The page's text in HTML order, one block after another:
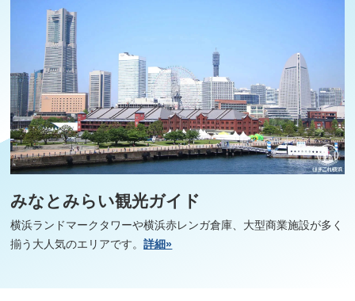
みなとみらい観光ガイド
横浜ランドマークタワーや横浜赤レンガ倉庫、大型商業施設が多く
揃う大人気のエリアです。詳細»